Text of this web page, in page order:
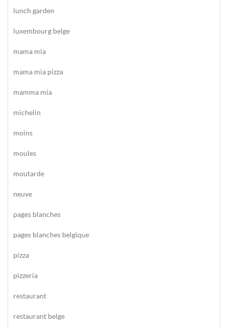
lunch garden
luxembourg belge
mama mia
mama mia pizza
mamma mia
michelin
moins
moules
moutarde
neuve
pages blanches
pages blanches belgique
pizza
pizzeria
restaurant
restaurant belge